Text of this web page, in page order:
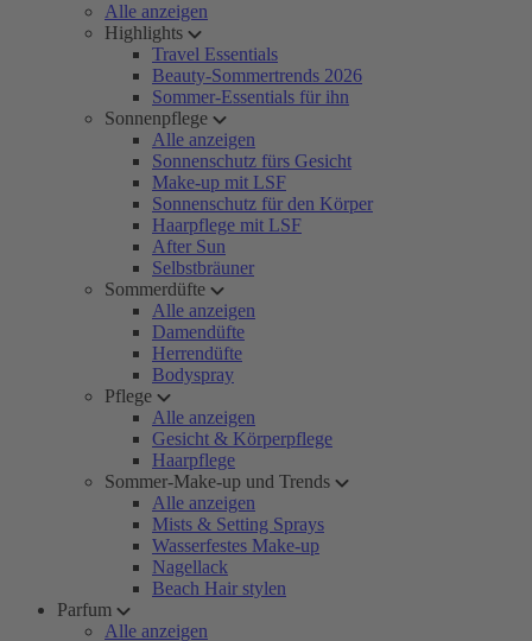
Alle anzeigen
Highlights
Travel Essentials
Beauty-Sommertrends 2026
Sommer-Essentials für ihn
Sonnenpflege
Alle anzeigen
Sonnenschutz fürs Gesicht
Make-up mit LSF
Sonnenschutz für den Körper
Haarpflege mit LSF
After Sun
Selbstbräuner
Sommerdüfte
Alle anzeigen
Damendüfte
Herrendüfte
Bodyspray
Pflege
Alle anzeigen
Gesicht & Körperpflege
Haarpflege
Sommer-Make-up und Trends
Alle anzeigen
Mists & Setting Sprays
Wasserfestes Make-up
Nagellack
Beach Hair stylen
Parfum
Alle anzeigen